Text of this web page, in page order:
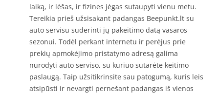
laiką, ir lėšas, ir fizines jėgas sutaupyti vienu metu.
Tereikia prieš užsisakant padangas Beepunkt.lt su
auto servisu suderinti jų pakeitimo datą vasaros
sezonui. Todėl perkant internetu ir perėjus prie
prekių apmokėjimo pristatymo adresą galima
nurodyti auto serviso, su kuriuo sutarėte keitimo
paslaugą. Taip užsitikrinsite sau patogumą, kuris leis
atsipūsti ir nevargti pernešant padangas iš vienos